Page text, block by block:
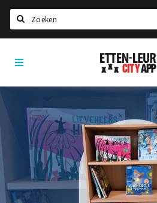
Home
Agenda
Deals
Party pics
Nieuws, interviews & blogs
Eten
Drinken
Etten-
Leur
App